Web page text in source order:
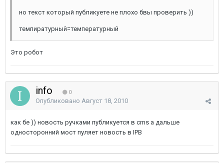
но текст который публикуете не плохо бвы проверить ))
темпиратурный=температурный
Это робот
info 0
Опубликовано Август 18, 2010
как бе )) новость ручками публикуется в cms а дальше
односторонний мост пуляет новость в IPB